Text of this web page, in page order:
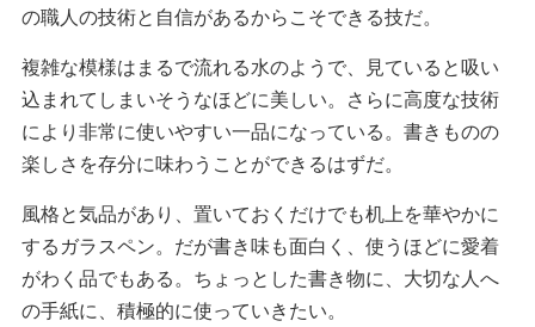
の職人の技術と自信があるからこそできる技だ。
複雑な模様はまるで流れる水のようで、見ていると吸い
込まれてしまいそうなほどに美しい。さらに高度な技術
により非常に使いやすい一品になっている。書きものの
楽しさを存分に味わうことができるはずだ。
風格と気品があり、置いておくだけでも机上を華やかに
するガラスペン。だが書き味も面白く、使うほどに愛着
がわく品でもある。ちょっとした書き物に、大切な人へ
の手紙に、積極的に使っていきたい。